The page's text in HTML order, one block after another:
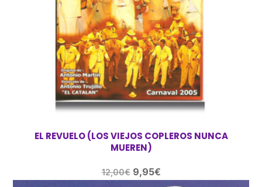
EL REVUELO (LOS VIEJOS COPLEROS NUNCA
MUEREN)
12,00€ El
9,95€El